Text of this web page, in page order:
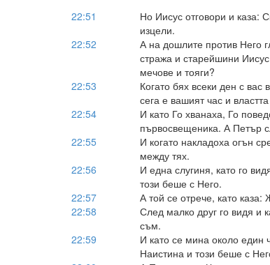
22:51
Но Иисус отговори и каза:
изцели.
22:52
А на дошлите против Него
стража и старейшини
мечове и тояги?
22:53
Когато бях всеки ден с
сега е вашият час и
22:54
И като Го хванаха, Го
първосвещеника. А Петър
22:55
И когато накладоха огън
между тях.
22:56
И една слугиня, като го
този беше с Него.
22:57
А той се отрече, като
22:58
След малко друг го видя и
съм.
22:59
И като се мина около един
Наистина и този беше с